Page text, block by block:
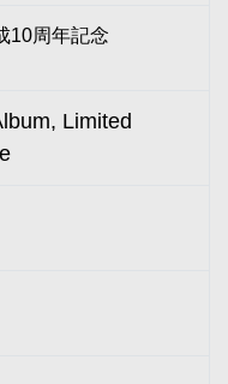
10周年記念
Limited